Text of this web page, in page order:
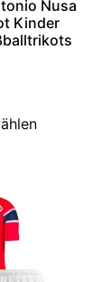
Nusa
Kinder